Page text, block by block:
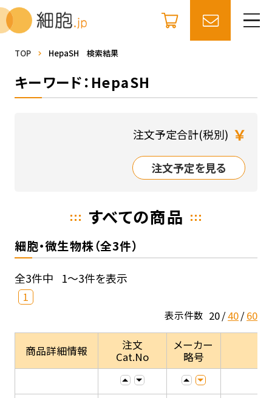
TOP HepaSH 検索結果
キーワード：HepaSH
注文予定合計(税別) ￥
注文予定を見る
すべての商品
細胞・微生物株（全3件）
全3件中 1～3件を表示
1
表示件数 20 40 60
商品詳細情報
注文
Cat.No
メーカー
略号